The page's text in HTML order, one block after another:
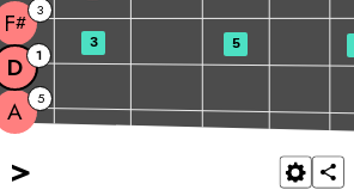
>
A 5
D 1
F# 3
3 5